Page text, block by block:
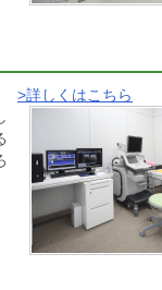
>詳しくはこちら